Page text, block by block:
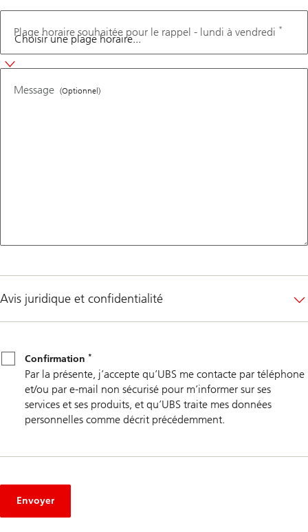
Plage horaire souhaitée pour le rappel - lundi à vendredi *
Message (Optionnel)
Avis juridique et confidentialité
Confirmation
Confirmation *
Par la présente, j’accepte qu’UBS me contacte par téléphone
et/ou par e-mail non sécurisé pour m’informer sur ses
services et ses produits, et qu’UBS traite mes données
personnelles comme décrit précédemment.
Envoyer